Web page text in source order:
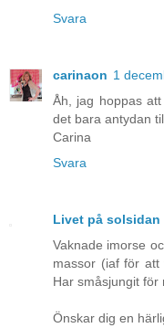
Svara
carinaon 1
Åh, jag hoppas
det bara antydan
Carina
Svara
Livet på solsidan
Vaknade imorse
massor (iaf för
Har småsjungit för
Önskar dig en